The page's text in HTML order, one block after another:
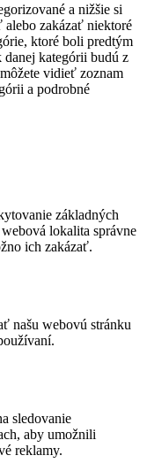
a nižšie si
zakázať niektoré
ktoré boli predtým
kategórii budú z
vidieť zoznam
a podrobné
základných
lokalita správne
ich zakázať.
našu webovú stránku
sledovanie
aby umožnili
reklamy.